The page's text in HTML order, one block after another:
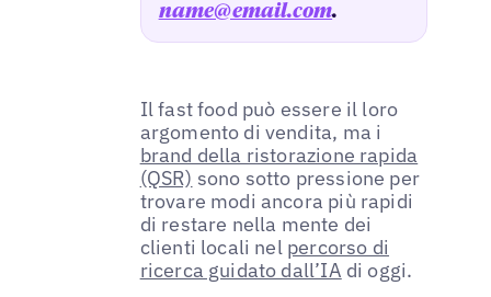
name@email.com.
Il fast food può essere il loro
argomento di vendita, ma i
brand della ristorazione rapida
(QSR) sono sotto pressione per
trovare modi ancora più rapidi
di restare nella mente dei
clienti locali nel percorso di
ricerca guidato dall’IA di oggi.